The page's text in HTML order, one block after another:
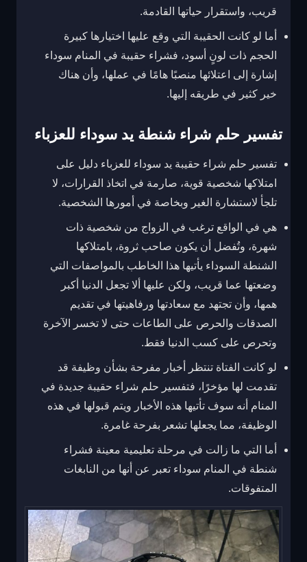
قريب، واستقرار حياتها القادمة.
أما لو كانت الحقيبة التي وقع عليها اختيارها كبيرة
الحجم ذات لونٍ أسود، فشراء حقيبة في المنام سوداء
إشارة إلى اعتلائها منصبًا هامًا في عملها، وأن هناك
خير كثير في طريقه إليها.
تفسير حلم شراء شنطة يد سوداء للعزباء
تفسير حلم شراء حقيبة يد سوداء للعزباء دليل على
امتلاكها شخصية قوية، صارمة في اتخاذ القرارات، لا
تلجأ لاستشارة الغير وبخاصة في أمورها الشخصية.
هي في الواقع ترغب في الزواج من شخصية ذات
شهرة، وتُفضل أن يكون صاحب ثروة، بامتلاكها
الشنطة السوداء يأتيها هذا الخاطب بالمواصفات التي
وضعتها عما قريب، ولكن عليها ألا تجعل الدنيا أكبر
همها، وأن تجتهد مع سعادتها ورفاهيتها في تقديم
الصدقات والحرص على الطاعات حتى لا تخسر الآخرة
وتحرص على كسب الدنيا فقط.
لو كانت الفتاة تنتظر أخبار مفرحة بشأن وظيفة قد
تقدمت لها مؤخرًا، فتفسير حلم شراء حقيبة جديدة في
المنام أنه سوف تأتيها هذه الأخبار ويتم قبولها في هذه
الوظيفة، مما يجعلها تشعر بفرحة غامرة.
أما التي ما زالت في مرحلة تعليمية معينة فشراء
شنطة في المنام سوداء تعبر عن أنها من النابغات
المتفوقات.